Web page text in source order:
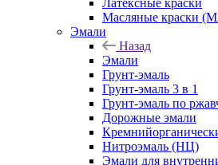
Латексные краски
Масляные краски
Эмали
Назад
Эмали
Грунт-эмаль
Грунт-эмаль 3 в 1
Грунт-эмаль по
Дорожные эмали
Нитроэмаль (НЦ)
Эмали для